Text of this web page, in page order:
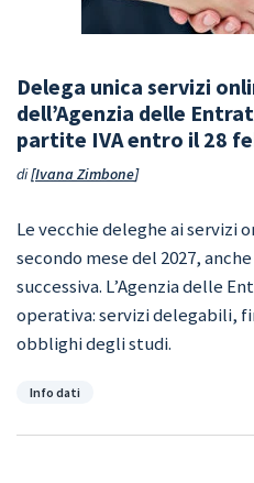
Delega unica servizi
dell’Agenzia delle
partite IVA entro il 28
di Ivana Zimbone
Le vecchie deleghe ai servizi
secondo mese del 2027,
successiva. L’Agenzia delle
operativa: servizi delegabili,
obblighi degli studi.
Categorie
Info dati